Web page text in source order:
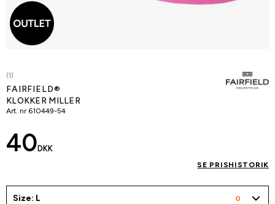
(1)
FAIRFIELD®
KLOKKER MILLER
Art. nr 610449-54
40 DKK
SE PRISHISTORIK
Size: L 0